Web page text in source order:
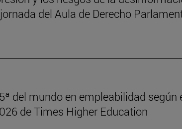
del Aula de Derecho
del mundo en empleabilidad según
de Times Higher Education